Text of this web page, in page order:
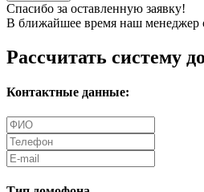
Спасибо за оставленную заявку!
В ближайшее время наш менеджер
Рассчитать систему
Контактные данные: